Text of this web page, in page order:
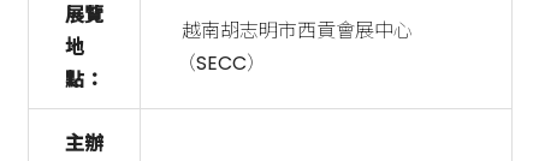
展覽
地
點：
越南胡志明市西貢會展中心
（SECC）
主辦